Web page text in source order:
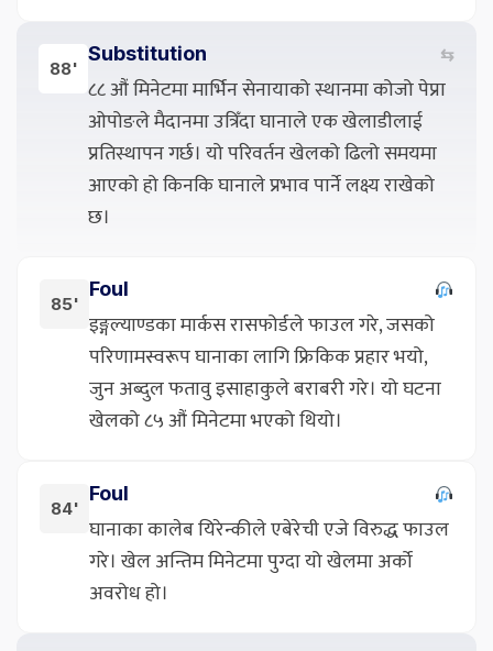
88'
Substitution ⇆
८८ औं मिनेटमा मार्भिन सेनायाको स्थानमा कोजो पेप्रा
ओपोङले मैदानमा उत्रिँदा घानाले एक खेलाडीलाई
प्रतिस्थापन गर्छ। यो परिवर्तन खेलको ढिलो समयमा
आएको हो किनकि घानाले प्रभाव पार्ने लक्ष्य राखेको
छ।
85'
Foul
इङ्गल्याण्डका मार्कस रासफोर्डले फाउल गरे, जसको
परिणामस्वरूप घानाका लागि फ्रिकिक प्रहार भयो,
जुन अब्दुल फतावु इसाहाकुले बराबरी गरे। यो घटना
खेलको ८५ औं मिनेटमा भएको थियो।
84'
Foul
घानाका कालेब यिरेन्कीले एबेरेची एजे विरुद्ध फाउल
गरे। खेल अन्तिम मिनेटमा पुग्दा यो खेलमा अर्को
अवरोध हो।